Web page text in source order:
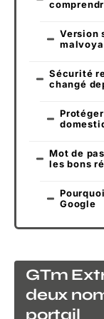
Version
Sécurité
changé
Mot de
les bons
Google
GTm
deux
portail